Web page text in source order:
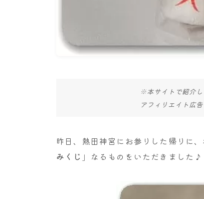
※本サイトで紹介し
アフィリエイト広
昨日、熱田神宮にお参りした帰りに
みくじ 」なるものをいただきました♪